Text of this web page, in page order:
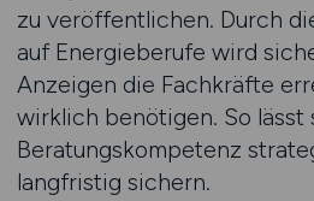
zu veröffentlichen. Durch
auf Energieberufe wird
Anzeigen die Fachkräfte
wirklich benötigen. So lässt
Beratungskompetenz
langfristig sichern.